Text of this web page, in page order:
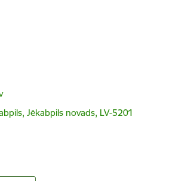
Jēkabpils novads, LV-5201